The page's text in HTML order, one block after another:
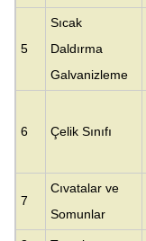
5
Sıcak
Daldırma
Galvanizleme
6 Çelik Sınıfı
7
Cıvatalar ve
Somunlar